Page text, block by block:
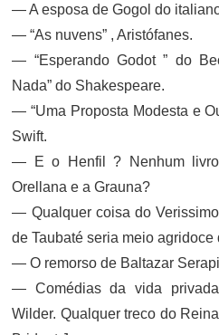
— A esposa de Gogol do
— “As nuvens” , Aristófanes.
— “Esperando Godot ” do
Nada” do Shakespeare.
— “Uma Proposta Modesta e
Swift.
— E o Henfil ? Nenhum
Orellana e a Grauna?
— Qualquer coisa do
de Taubaté seria meio
— O remorso de Baltazar
— Comédias da vida
Wilder. Qualquer treco do